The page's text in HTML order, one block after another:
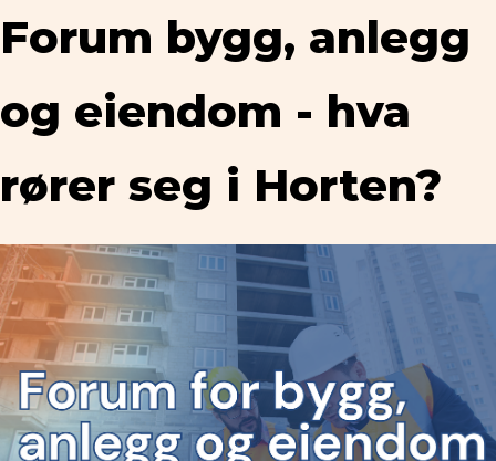
Forum bygg, anlegg
og eiendom - hva
rører seg i Horten?